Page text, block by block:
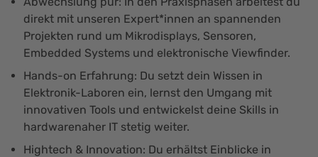
direkt mit unseren Expert*innen an spannenden
Projekten rund um Mikrodisplays, Sensoren,
Embedded Systems und elektronische Viewfinder.
Hands-on Erfahrung: Du setzt dein Wissen in
Elektronik-Laboren ein, lernst den Umgang mit
innovativen Tools und entwickelst deine Skills in
hardwarenaher IT stetig weiter.
Hightech & Innovation: Du erhältst Einblicke in